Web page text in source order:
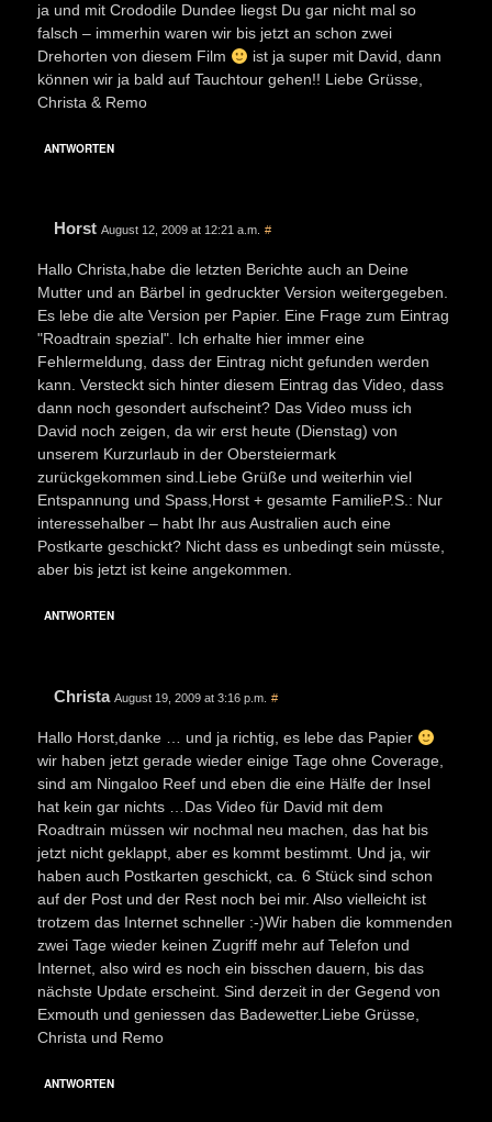
ja und mit Crododile Dundee liegst Du gar nicht mal so
falsch – immerhin waren wir bis jetzt an schon zwei
Drehorten von diesem Film
ist ja super mit David, dann
können wir ja bald auf Tauchtour gehen!! Liebe Grüsse,
Christa & Remo
ANTWORTEN
Horst August 12, 2009 at 12:21 a.m. #
Hallo Christa,habe die letzten Berichte auch an Deine
Mutter und an Bärbel in gedruckter Version weitergegeben.
Es lebe die alte Version per Papier. Eine Frage zum Eintrag
"Roadtrain spezial". Ich erhalte hier immer eine
Fehlermeldung, dass der Eintrag nicht gefunden werden
kann. Versteckt sich hinter diesem Eintrag das Video, dass
dann noch gesondert aufscheint? Das Video muss ich
David noch zeigen, da wir erst heute (Dienstag) von
unserem Kurzurlaub in der Obersteiermark
zurückgekommen sind.Liebe Grüße und weiterhin viel
Entspannung und Spass,Horst + gesamte FamilieP.S.: Nur
interessehalber – habt Ihr aus Australien auch eine
Postkarte geschickt? Nicht dass es unbedingt sein müsste,
aber bis jetzt ist keine angekommen.
ANTWORTEN
Christa August 19, 2009 at 3:16 p.m. #
Hallo Horst,danke … und ja richtig, es lebe das Papier
wir haben jetzt gerade wieder einige Tage ohne Coverage,
sind am Ningaloo Reef und eben die eine Hälfe der Insel
hat kein gar nichts …Das Video für David mit dem
Roadtrain müssen wir nochmal neu machen, das hat bis
jetzt nicht geklappt, aber es kommt bestimmt. Und ja, wir
haben auch Postkarten geschickt, ca. 6 Stück sind schon
auf der Post und der Rest noch bei mir. Also vielleicht ist
trotzem das Internet schneller :-)Wir haben die kommenden
zwei Tage wieder keinen Zugriff mehr auf Telefon und
Internet, also wird es noch ein bisschen dauern, bis das
nächste Update erscheint. Sind derzeit in der Gegend von
Exmouth und geniessen das Badewetter.Liebe Grüsse,
Christa und Remo
ANTWORTEN